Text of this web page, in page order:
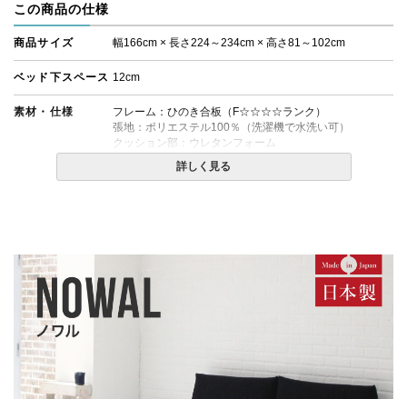
この商品の仕様
商品サイズ 幅166cm × 長さ224～234cm × 高さ81～102cm
ベッド下スペース 12cm
素材・仕様
フレーム：ひのき合板（F☆☆☆☆ランク）
張地：ポリエステル100％（洗濯機で水洗い可）
クッション部：ウレタンフォーム
脚：ブナ材(※色はブラウン色となります)
・脚と金具の取り付け位置で、ローベッド、ハイベッド
・配送日指定OK！
※北海道・沖縄・離島等一部地域へのお届けは別途送料
が発生する場合がございます。また発送予定も変更にな
詳しく見る